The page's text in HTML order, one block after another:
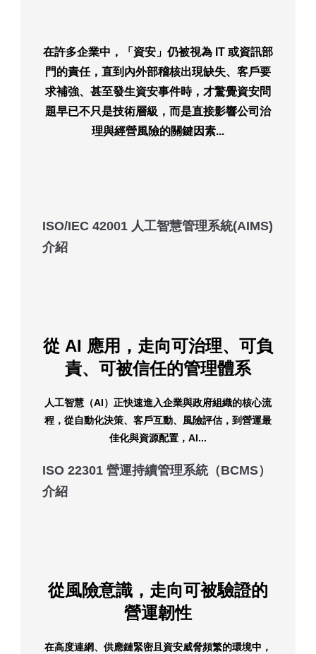
在許多企業中，「資安」仍被視為 IT 或資訊部
門的責任，直到內外部稽核出現缺失、客戶要
求補強、甚至發生資安事件時，才驚覺資安問
題早已不只是技術層級，而是直接影響公司治
理與經營風險的關鍵因素...
ISO/IEC 42001 人工智慧管理系統(AIMS)
介紹
從 AI 應用，走向可治理、可負
責、可被信任的管理體系
人工智慧（AI）正快速進入企業與政府組織的核心流
程，從自動化決策、客戶互動、風險評估，到營運最
佳化與資源配置，AI...
ISO 22301 營運持續管理系統（BCMS）
介紹
從風險意識，走向可被驗證的
營運韌性
在高度連網、供應鏈緊密且資安威脅頻繁的環境中，